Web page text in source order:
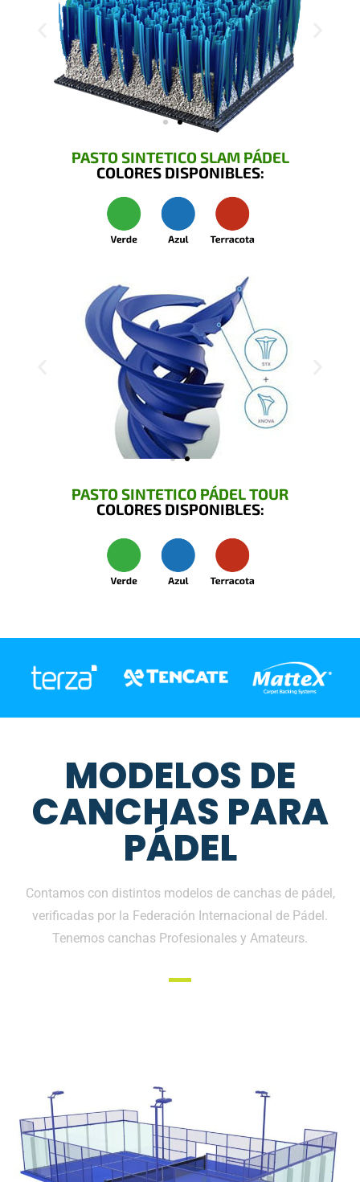
PASTO SINTETICO SLAM PÁDEL
COLORES DISPONIBLES:
PASTO SINTETICO PÁDEL TOUR
COLORES DISPONIBLES:
MODELOS DE
CANCHAS PARA
PÁDEL
Contamos con distintos modelos de canchas de pádel,
verificadas por la Federación Internacional de Pádel.
Tenemos canchas Profesionales y Amateurs.